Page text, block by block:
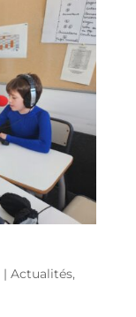
| Actualités,